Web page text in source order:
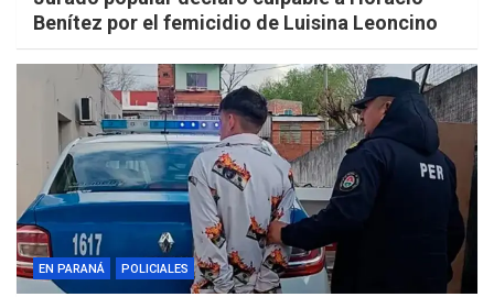
Benítez por el femicidio de Luisina Leoncino
EN PARANÁ POLICIALES